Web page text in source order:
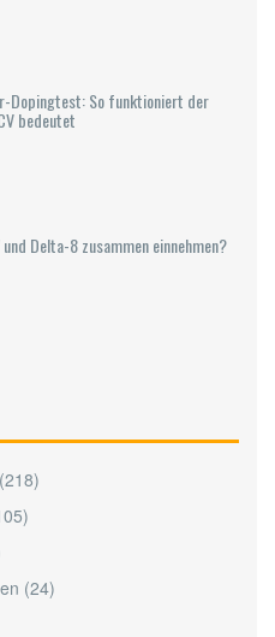
Dopingtest: So funktioniert der
bedeutet
und Delta-8 zusammen einnehmen?
(218)
(24)